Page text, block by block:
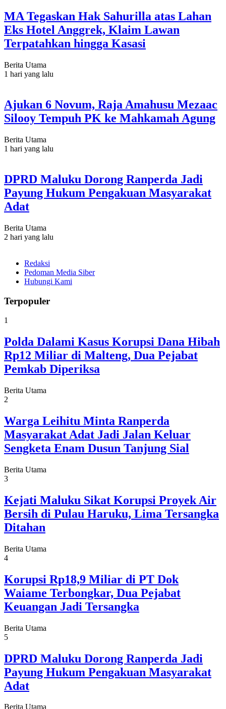
MA Tegaskan Hak Sahurilla atas Lahan
Eks Hotel Anggrek, Klaim Lawan
Terpatahkan hingga Kasasi
Berita Utama
1 hari yang lalu
Ajukan 6 Novum, Raja Amahusu Mezaac
Silooy Tempuh PK ke Mahkamah Agung
Berita Utama
1 hari yang lalu
DPRD Maluku Dorong Ranperda Jadi
Payung Hukum Pengakuan Masyarakat
Adat
Berita Utama
2 hari yang lalu
Redaksi
Pedoman Media Siber
Hubungi Kami
Terpopuler
1
Polda Dalami Kasus Korupsi Dana Hibah
Rp12 Miliar di Malteng, Dua Pejabat
Pemkab Diperiksa
Berita Utama
2
Warga Leihitu Minta Ranperda
Masyarakat Adat Jadi Jalan Keluar
Sengketa Enam Dusun Tanjung Sial
Berita Utama
3
Kejati Maluku Sikat Korupsi Proyek Air
Bersih di Pulau Haruku, Lima Tersangka
Ditahan
Berita Utama
4
Korupsi Rp18,9 Miliar di PT Dok
Waiame Terbongkar, Dua Pejabat
Keuangan Jadi Tersangka
Berita Utama
5
DPRD Maluku Dorong Ranperda Jadi
Payung Hukum Pengakuan Masyarakat
Adat
Berita Utama